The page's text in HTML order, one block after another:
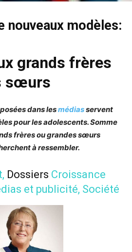
nouveaux modèles:
grands frères
sœurs
dans lesmédiasservent
pour les adolescents. Somme
frères ou grandes sœurs
à ressembler.
, Dossiers Croissance
et publicité, Société